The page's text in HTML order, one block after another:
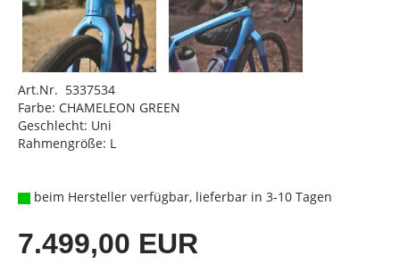
Art.Nr. 5337534
Farbe: CHAMELEON GREEN
Geschlecht: Uni
Rahmengröße: L
beim Hersteller verfügbar, lieferbar in 3-10 Tagen
7.499,00 EUR